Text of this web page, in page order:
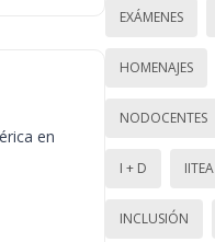
en
EXÁMENES
HOMENAJES
NODOCENTES
I + D IITEA
INCLUSIÓN